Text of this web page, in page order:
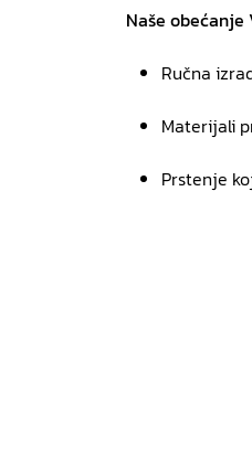
Naše obećanje
Ručna
Materijali
Prstenje